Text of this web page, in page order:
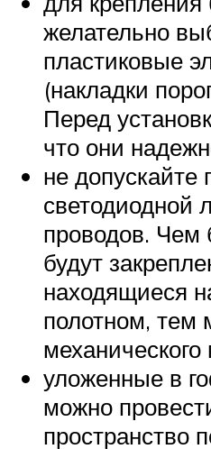
желательно
пластиковые
(накладки
Перед
что они
не допускайте
светодиодной
проводов. Чем
будут
находящиеся
полотном,
уложенные в
можно
пространство